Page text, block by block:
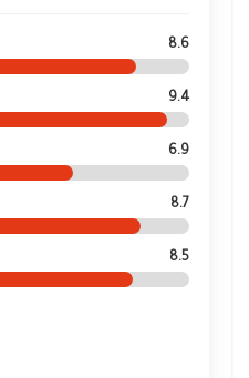
8.6
9.4
6.9
8.7
8.5